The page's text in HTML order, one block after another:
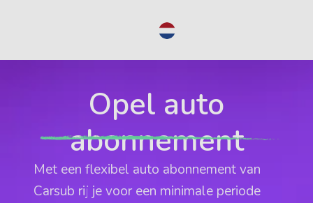
Opel auto
abonnement
Met een flexibel auto abonnement van
Carsub rij je voor een minimale periode